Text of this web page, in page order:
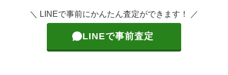
＼ LINEで事前にかんたん査定ができます！ ／
LINEで事前査定